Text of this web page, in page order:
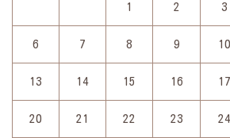
1 2 3
6 7 8 9 10
13 14 15 16 17
20 21 22 23 24